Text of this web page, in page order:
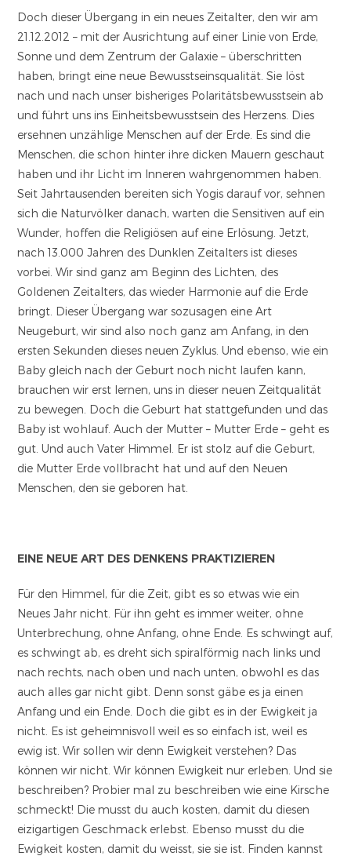
Doch dieser Übergang in ein neues Zeitalter, den wir am
21.12.2012 – mit der Ausrichtung auf einer Linie von Erde,
Sonne und dem Zentrum der Galaxie – überschritten
haben, bringt eine neue Bewusstseinsqualität. Sie löst
nach und nach unser bisheriges Polaritätsbewusstsein ab
und führt uns ins Einheitsbewusstsein des Herzens. Dies
ersehnen unzählige Menschen auf der Erde. Es sind die
Menschen, die schon hinter ihre dicken Mauern geschaut
haben und ihr Licht im Inneren wahrgenommen haben.
Seit Jahrtausenden bereiten sich Yogis darauf vor, sehnen
sich die Naturvölker danach, warten die Sensitiven auf ein
Wunder, hoffen die Religiösen auf eine Erlösung. Jetzt,
nach 13.000 Jahren des Dunklen Zeitalters ist dieses
vorbei. Wir sind ganz am Beginn des Lichten, des
Goldenen Zeitalters, das wieder Harmonie auf die Erde
bringt. Dieser Übergang war sozusagen eine Art
Neugeburt, wir sind also noch ganz am Anfang, in den
ersten Sekunden dieses neuen Zyklus. Und ebenso, wie ein
Baby gleich nach der Geburt noch nicht laufen kann,
brauchen wir erst lernen, uns in dieser neuen Zeitqualität
zu bewegen. Doch die Geburt hat stattgefunden und das
Baby ist wohlauf. Auch der Mutter – Mutter Erde – geht es
gut. Und auch Vater Himmel. Er ist stolz auf die Geburt,
die Mutter Erde vollbracht hat und auf den Neuen
Menschen, den sie geboren hat.
EINE NEUE ART DES DENKENS PRAKTIZIEREN
Für den Himmel, für die Zeit, gibt es so etwas wie ein
Neues Jahr nicht. Für ihn geht es immer weiter, ohne
Unterbrechung, ohne Anfang, ohne Ende. Es schwingt auf,
es schwingt ab, es dreht sich spiralförmig nach links und
nach rechts, nach oben und nach unten, obwohl es das
auch alles gar nicht gibt. Denn sonst gäbe es ja einen
Anfang und ein Ende. Doch die gibt es in der Ewigkeit ja
nicht. Es ist geheimnisvoll weil es so einfach ist, weil es
ewig ist. Wir sollen wir denn Ewigkeit verstehen? Das
können wir nicht. Wir können Ewigkeit nur erleben. Und sie
beschreiben? Probier mal zu beschreiben wie eine Kirsche
schmeckt! Die musst du auch kosten, damit du diesen
eizigartigen Geschmack erlebst. Ebenso musst du die
Ewigkeit kosten, damit du weisst, sie sie ist. Finden kannst